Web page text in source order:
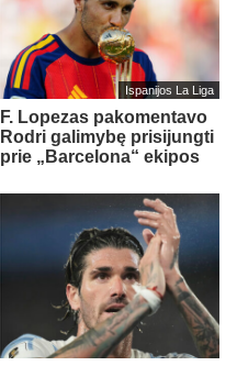
Ispanijos La Liga
F. Lopezas pakomentavo
Rodri galimybę prisijungti
prie „Barcelona“ ekipos